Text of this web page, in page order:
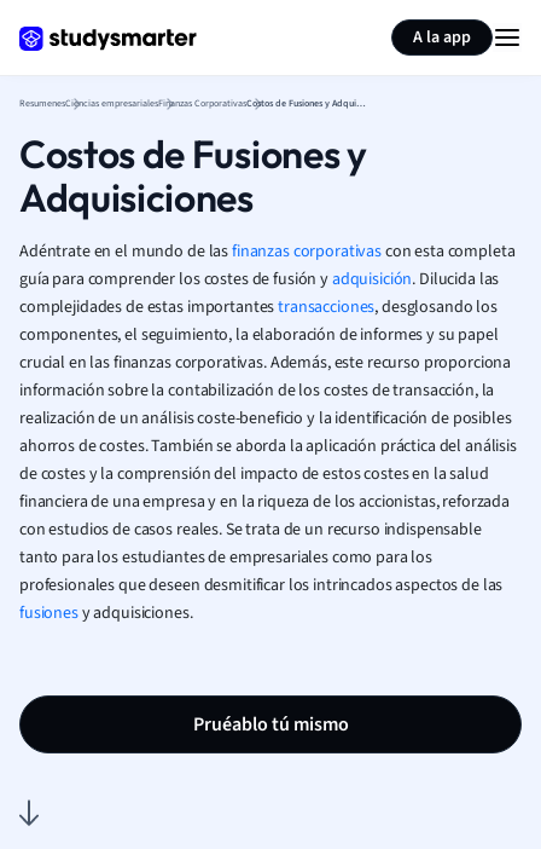
A la app
ResumenesCiencias empresarialesFinanzas Corporativas Costos de Fusiones y Adquisiciones
Costos de Fusiones y
Adquisiciones
Adéntrate en el mundo de lasfinanzas corporativascon esta completa
guía para comprender los costes de fusión yadquisición. Dilucida las
complejidades de estas importantestransacciones, desglosando los
componentes, el seguimiento, la elaboración de informes y su papel
crucial en las finanzas corporativas. Además, este recurso proporciona
información sobre la contabilización de los costes de transacción, la
realización de un análisis coste-beneficio y la identificación de posibles
ahorros de costes. También se aborda la aplicación práctica del análisis
de costes y la comprensión del impacto de estos costes en la salud
financiera de una empresa y en la riqueza de los accionistas, reforzada
con estudios de casos reales. Se trata de un recurso indispensable
tanto para los estudiantes de empresariales como para los
profesionales que deseen desmitificar los intrincados aspectos de las
fusionesy adquisiciones.
Pruéablo tú mismo
Resumir página